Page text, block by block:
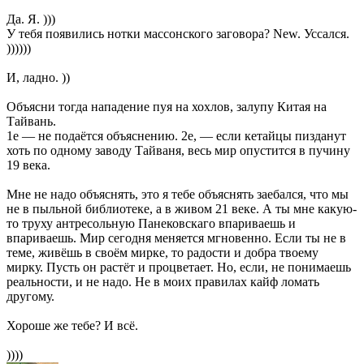
Да. Я. )))
У тебя появились нотки массонского заговора? New. Уссался.
))))))
И, ладно. ))
Объясни тогда нападение пуя на хохлов, залупу Китая на
Тайвань.
1е — не подаётся объяснению. 2е, — если кетайцы пизданут
хоть по одному заводу Тайваня, весь мир опустится в пучину
19 века.
Мне не надо объяснять, это я тебе объяснять заебался, что мы
не в пыльной библиотеке, а в живом 21 веке. А ты мне какую-
то труху антресольную Панековскаго впариваешь и
впариваешь. Мир сегодня меняется мгновенно. Если ты не в
теме, живёшь в своём мирке, то радости и добра твоему
мирку. Пусть он растёт и процветает. Но, если, не понимаешь
реальности, и не надо. Не в моих правилах кайф ломать
другому.
Хороше же тебе? И всё.
))))